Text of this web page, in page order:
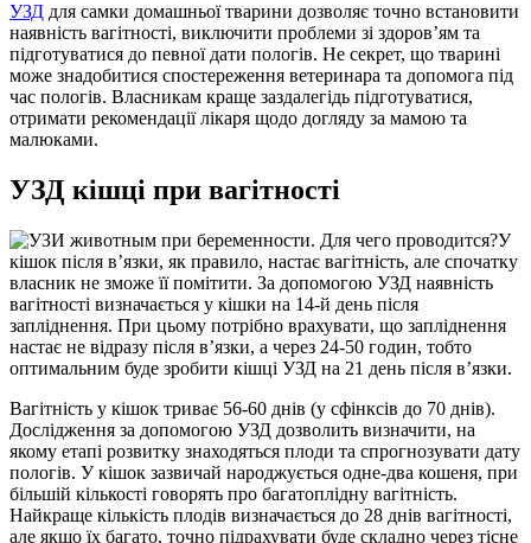
УЗД для самки домашньої тварини дозволяє точно встановити
наявність вагітності, виключити проблеми зі здоров’ям та
підготуватися до певної дати пологів. Не секрет, що тварині
може знадобитися спостереження ветеринара та допомога під
час пологів. Власникам краще заздалегідь підготуватися,
отримати рекомендації лікаря щодо догляду за мамою та
малюками.
УЗД кішці при вагітності
У
кішок після в’язки, як правило, настає вагітність, але спочатку
власник не зможе її помітити. За допомогою УЗД наявність
вагітності визначається у кішки на 14-й день після
запліднення. При цьому потрібно врахувати, що запліднення
настає не відразу після в’язки, а через 24-50 годин, тобто
оптимальним буде зробити кішці УЗД на 21 день після в’язки.
Вагітність у кішок триває 56-60 днів (у сфінксів до 70 днів).
Дослідження за допомогою УЗД дозволить визначити, на
якому етапі розвитку знаходяться плоди та спрогнозувати дату
пологів. У кішок зазвичай народжується одне-два кошеня, при
більшій кількості говорять про багатоплідну вагітність.
Найкраще кількість плодів визначається до 28 днів вагітності,
але якщо їх багато, точно підрахувати буде складно через тісне